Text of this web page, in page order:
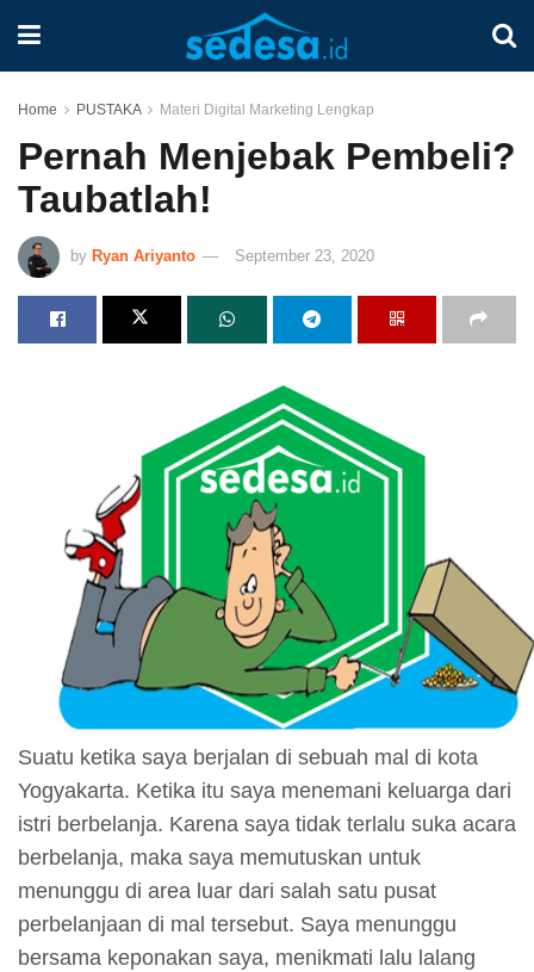
Home PUSTAKA Materi Digital Marketing Lengkap
Pernah Menjebak Pembeli?
Taubatlah!
by Ryan Ariyanto September 23, 2020
Suatu ketika saya berjalan di sebuah mal di kota
Yogyakarta. Ketika itu saya menemani keluarga dari
istri berbelanja. Karena saya tidak terlalu suka acara
berbelanja, maka saya memutuskan untuk
menunggu di area luar dari salah satu pusat
perbelanjaan di mal tersebut. Saya menunggu
bersama keponakan saya, menikmati lalu lalang